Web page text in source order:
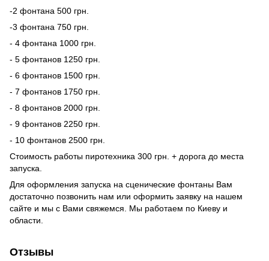
-2 фонтана 500 грн.
-3 фонтана 750 грн.
- 4 фонтана 1000 грн.
- 5 фонтанов 1250 грн.
- 6 фонтанов 1500 грн.
- 7 фонтанов 1750 грн.
- 8 фонтанов 2000 грн.
- 9 фонтанов 2250 грн.
- 10 фонтанов 2500 грн.
Стоимость работы пиротехника 300 грн. + дорога до места
запуска.
Для оформления запуска на сценические фонтаны Вам
достаточно позвонить нам или оформить заявку на нашем
сайте и мы с Вами свяжемся. Мы работаем по Киеву и
области.
Отзывы